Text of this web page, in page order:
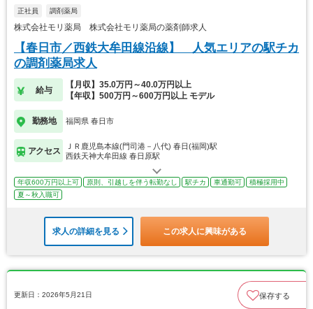
正社員 調剤薬局
株式会社モリ薬局 株式会社モリ薬局の薬剤師求人
【春日市／西鉄大牟田線沿線】 人気エリアの駅チカ
の調剤薬局求人
給与
【月収】35.0万円～40.0万円以上
【年収】500万円～600万円以上 モデル
勤務地 福岡県 春日市
アクセス
ＪＲ鹿児島本線(門司港－八代) 春日(福岡)駅
西鉄天神大牟田線 春日原駅
年収600万円以上可 原則、引越しを伴う転勤なし 駅チカ 車通勤可
積極採用中
夏～秋入職可
求人の詳細を見る この求人に興味がある
更新日：2026年5月21日 保存する